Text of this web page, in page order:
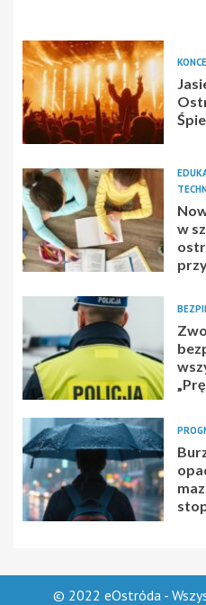
w
© 2022 eOstróda -